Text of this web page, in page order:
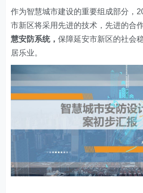
作为智慧城市建设的重要组成部分，
市新区将采用先进的技术，先进的合
慧安防系统，保障延安市新区的社会
居乐业。